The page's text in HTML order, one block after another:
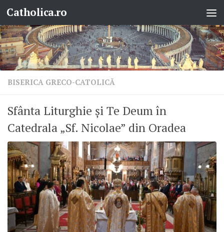
Skip to content
Catholica.ro
BISERICA GRECO-CATOLICĂ
Sfânta Liturghie și Te Deum în
Catedrala „Sf. Nicolae” din Oradea